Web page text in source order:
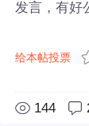
发言，有好
给本帖投票
144